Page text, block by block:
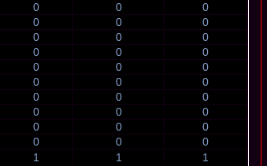
0 0
0
0 0
0
0 0
0
0 0
0
0 0
0
0 0
0
0 0
0
0 0
0
0 0
0
0 0
0
1 1 1